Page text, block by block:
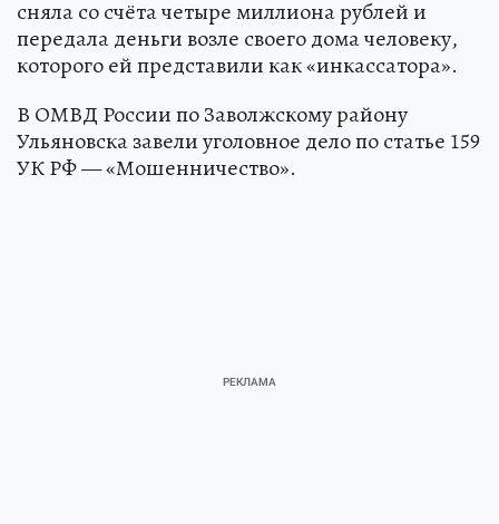
сняла со счёта четыре миллиона рублей и
передала деньги возле своего дома человеку,
которого ей представили как «инкассатора».
В ОМВД России по Заволжскому району
Ульяновска завели уголовное дело по статье 159
УК РФ — «Мошенничество».